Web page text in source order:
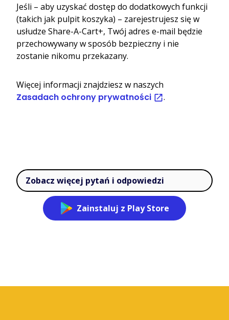
Jeśli – aby uzyskać dostęp do dodatkowych funkcji
(takich jak pulpit koszyka) – zarejestrujesz się w
usłudze Share-A-Cart+, Twój adres e-mail będzie
przechowywany w sposób bezpieczny i nie
zostanie nikomu przekazany.
Więcej informacji znajdziesz w naszych
Zasadach ochrony prywatności .
Zobacz więcej pytań i odpowiedzi
Zainstaluj z Play Store